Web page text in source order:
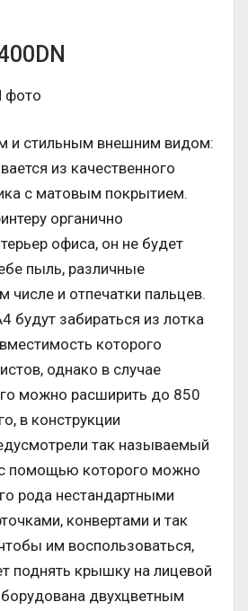
и стильным внешним видом:
из качественного
с матовым покрытием.
органично
офиса, он не будет
пыль, различные
числе и отпечатки пальцев.
будут забираться из лотка
которого
однако в случае
можно расширить до 850
в конструкции
так называемый
помощью которого можно
рода нестандартными
конвертами и так
им воспользоваться,
поднять крышку на лицевой
двухцветным